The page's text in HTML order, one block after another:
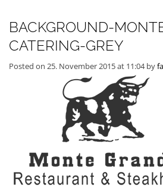
BACKGROUND-
CATERING-GREY
Posted on 25. November 2015 at 11:04by